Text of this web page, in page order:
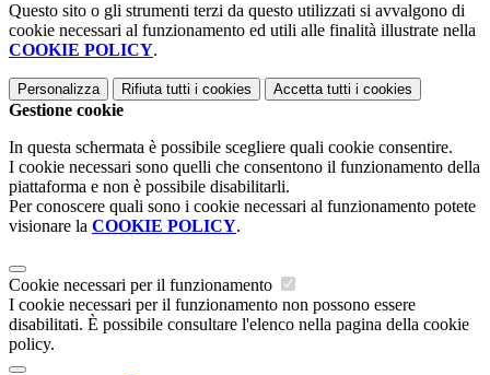
Questo sito o gli strumenti terzi da questo utilizzati si avvalgono di
cookie necessari al funzionamento ed utili alle finalità illustrate nella
COOKIE POLICY.
Personalizza Rifiuta tutti i cookies Accetta tutti i cookies
Gestione cookie
In questa schermata è possibile scegliere quali cookie consentire.
I cookie necessari sono quelli che consentono il funzionamento della
piattaforma e non è possibile disabilitarli.
Per conoscere quali sono i cookie necessari al funzionamento potete
visionare la COOKIE POLICY.
Cookie necessari per il funzionamento
I cookie necessari per il funzionamento non possono essere
disabilitati. È possibile consultare l'elenco nella pagina della cookie
policy.